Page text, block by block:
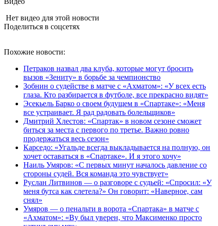
Нет видео для этой новости
Поделиться в соцсетях
Похожие новости:
Петраков назвал два клуба, которые могут бросить
вызов «Зениту» в борьбе за чемпионство
Зобнин о судействе в матче с «Ахматом»: «У всех есть
глаза. Кто разбирается в футболе, все прекрасно видят»
Эсекьель Барко о своем будущем в «Спартаке»: «Меня
все устраивает. Я рад радовать болельщиков»
Дмитрий Хлестов: «Спартак» в новом сезоне сможет
биться за места с первого по третье. Важно ровно
продержаться весь сезон»
Карседо: «Угальде всегда выкладывается на полную, он
хочет оставаться в «Спартаке». И я этого хочу»
Наиль Умяров: «С первых минут началось давление со
стороны судей. Вся команда это чувствует»
Руслан Литвинов — о разговоре с судьей: «Спросил: «У
меня бутса как слетела?» Он говорит: «Наверное, сам
снял»
Умяров — о пенальти в ворота «Спартака» в матче с
«Ахматом»: «Ву был уверен, что Максименко просто